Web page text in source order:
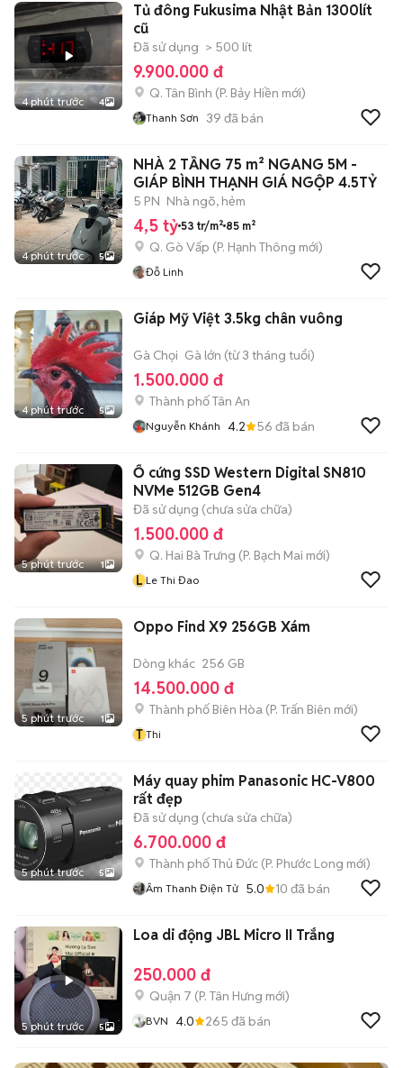
4 phút trước 4
Tủ đông Fukusima Nhật Bản 1300lít
cũ
Đã sử dụng > 500 lít
9.900.000 đ
Q. Tân Bình (P. Bảy Hiền mới)
Thanh Sơn 39 đã bán
4 phút trước 5
NHÀ 2 TẦNG 75 m² NGANG 5M -
GIÁP BÌNH THẠNH GIÁ NGỘP 4.5TỶ
5 PN Nhà ngõ, hẻm
4,5 tỷ 53 tr/m² 85 m²
Q. Gò Vấp (P. Hạnh Thông mới)
Đỗ Linh
4 phút trước 5
Giáp Mỹ Việt 3.5kg chân vuông
Gà Chọi Gà lớn (từ 3 tháng tuổi)
1.500.000 đ
Thành phố Tân An
Nguyễn Khánh 4.2 56 đã bán
5 phút trước 1
Ổ cứng SSD Western Digital SN810
NVMe 512GB Gen4
Đã sử dụng (chưa sửa chữa)
1.500.000 đ
Q. Hai Bà Trưng (P. Bạch Mai mới)
L Le Thi Đao
5 phút trước 1
Oppo Find X9 256GB Xám
Dòng khác 256 GB
14.500.000 đ
Thành phố Biên Hòa (P. Trấn Biên mới)
T Thi
5 phút trước 5
Máy quay phim Panasonic HC-V800
rất đẹp
Đã sử dụng (chưa sửa chữa)
6.700.000 đ
Thành phố Thủ Đức (P. Phước Long mới)
Âm Thanh Điện Tử 5.0 10 đã bán
5 phút trước 5
Loa di động JBL Micro II Trắng
250.000 đ
Quận 7 (P. Tân Hưng mới)
BVN 4.0 265 đã bán